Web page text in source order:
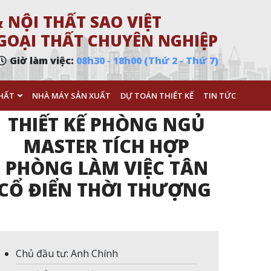
NỘI THẤT SAO VIỆT
THẤT CHUYÊN NGHIỆP
Giờ làm việc: 08h30 - 18h00 (Thứ 2 - Thứ 7)
NHÀ MÁY SẢN XUẤT DỰ TOÁN THIẾT KẾ TIN TỨC
THIẾT KẾ PHÒNG NGỦ
MASTER TÍCH HỢP
PHÒNG LÀM VIỆC TÂN
ĐIỂN THỜI THƯỢNG
Chủ đầu tư: Anh Chính